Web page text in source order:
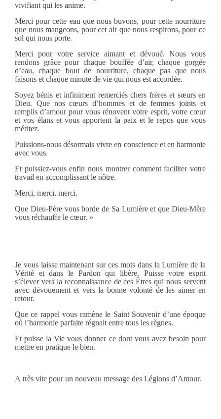
vivifiant qui les anime.
Merci pour cette eau que nous buvons, pour cette nourriture
que nous mangeons, pour cet air que nous respirons, pour ce
sol qui nous porte.
Merci pour votre service aimant et dévoué. Nous vous
rendons grâce pour chaque bouffée d’air, chaque gorgée
d’eau, chaque bout de nourriture, chaque pas que nous
faisons et chaque minute de vie qui nous est accordée.
Soyez bénis et infiniment remerciés chers frères et sœurs en
Dieu. Que nos cœurs d’hommes et de femmes joints et
remplis d’amour pour vous rénovent votre esprit, votre cœur
et vos élans et vous apportent la paix et le repos que vous
méritez.
Puissions-nous désormais vivre en conscience et en harmonie
avec vous.
Et puissiez-vous enfin nous montrer comment faciliter votre
travail en accomplissant le nôtre.
Merci, merci, merci.
Que Dieu-Père vous borde de Sa Lumière et que Dieu-Mère
vous réchauffe le cœur. »
Je vous laisse maintenant sur ces mots dans la Lumière de la
Vérité et dans le Pardon qui libère. Puisse votre esprit
s’élever vers la reconnaissance de ces Êtres qui nous servent
avec dévouement et vers la bonne volonté de les aimer en
retour.
Que ce rappel vous ramène le Saint Souvenir d’une époque
où l’harmonie parfaite régnait entre tous les règnes.
Et puisse la Vie vous donner ce dont vous avez besoin pour
mettre en pratique le bien.
A très vite pour un nouveau message des Légions d’Amour.